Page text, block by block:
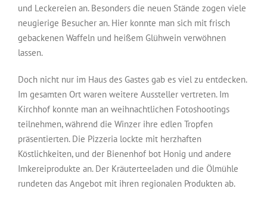
und Leckereien an. Besonders die neuen Stände zogen viele
neugierige Besucher an. Hier konnte man sich mit frisch
gebackenen Waffeln und heißem Glühwein verwöhnen
lassen.
Doch nicht nur im Haus des Gastes gab es viel zu entdecken.
Im gesamten Ort waren weitere Aussteller vertreten. Im
Kirchhof konnte man an weihnachtlichen Fotoshootings
teilnehmen, während die Winzer ihre edlen Tropfen
präsentierten. Die Pizzeria lockte mit herzhaften
Köstlichkeiten, und der Bienenhof bot Honig und andere
Imkereiprodukte an. Der Kräuterteeladen und die Ölmühle
rundeten das Angebot mit ihren regionalen Produkten ab.